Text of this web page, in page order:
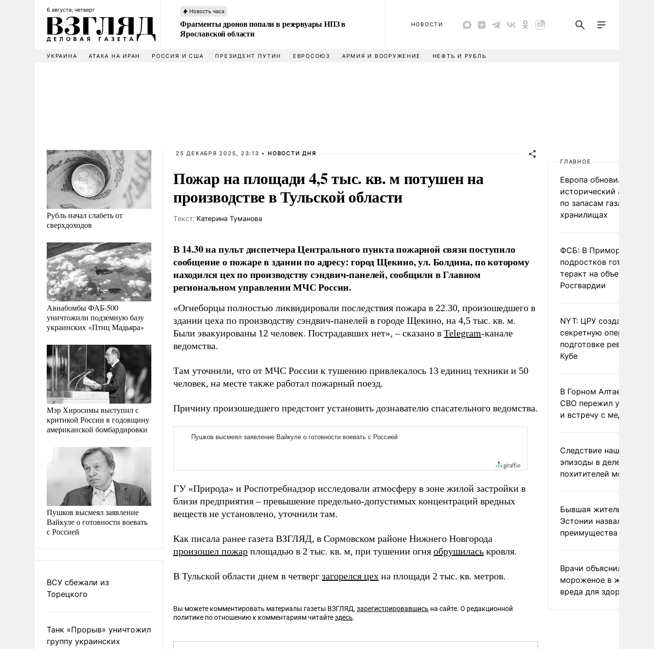
6 августа, четверг Новость часа
Фрагменты дронов попали в резервуары НПЗ в
Ярославской области
НОВОСТИ
УКРАИНА АТАКА НА ИРАН РОССИЯ И США ПРЕЗИДЕНТ ПУТИН ЕВРОСОЮЗ АРМИЯ И ВООРУЖЕНИЕ НЕФТЬ И РУБЛЬ
Рубль начал слабеть от
сверхдоходов
Авиабомбы ФАБ-500
уничтожили подземную базу
украинских «Птиц Мадьяра»
Мэр Хиросимы выступил с
критикой России в годовщину
американской бомбардировки
Пушков высмеял заявление
Вайкуле о готовности воевать
с Россией
ВСУ сбежали из
Торецкого
Танк «Прорыв» уничтожил
группу украинских
25 ДЕКАБРЯ 2025, 23:13 • НОВОСТИ ДНЯ
Пожар на площади 4,5 тыс. кв. м потушен на
производстве в Тульской области
Tекст: Катерина Туманова
В 14.30 на пульт диспетчера Центрального пункта пожарной связи поступило
сообщение о пожаре в здании по адресу: город Щекино, ул. Болдина, по которому
находился цех по производству сэндвич-панелей, сообщили в Главном
региональном управлении МЧС России.
«Огнеборцы полностью ликвидировали последствия пожара в 22.30, произошедшего в
здании цеха по производству сэндвич-панелей в городе Щекино, на 4,5 тыс. кв. м.
Были эвакуированы 12 человек. Пострадавших нет», – сказано в Telegram-канале
ведомства.
Там уточнили, что от МЧС России к тушению привлекалось 13 единиц техники и 50
человек, на месте также работал пожарный поезд.
Причину произошедшего предстоит установить дознавателю спасательного ведомства.
ГУ «Природа» и Роспотребнадзор исследовали атмосферу в зоне жилой застройки в
близи предприятия – превышение предельно-допустимых концентраций вредных
веществ не установлено, уточнили там.
Как писала ранее газета ВЗГЛЯД, в Сормовском районе Нижнего Новгорода
произошел пожар площадью в 2 тыс. кв. м, при тушении огня обрушилась кровля.
В Тульской области днем в четверг загорелся цех на площади 2 тыс. кв. метров.
Вы можете комментировать материалы газеты ВЗГЛЯД, зарегистрировавшись на сайте. О редакционной
политике по отношению к комментариям читайтездесь.
ГЛАВНОЕ
Европа обновила
исторический
по запасам газа в
хранилищах
ФСБ: В Приморье трое
подростков готовили
теракт на объекте
Росгвардии
NYT: ЦРУ создало
секретную опергруппу
подготовке революции
Кубе
В Горном Алтае
СВО пережил удар
и встречу с медведем
Следствие нашло
эпизоды в деле
похитителей москвичек
Бывшая жительница
Эстонии назвала
преимущества России
Врачи объяснили, как
мороженое в жару без
вреда для здоровья